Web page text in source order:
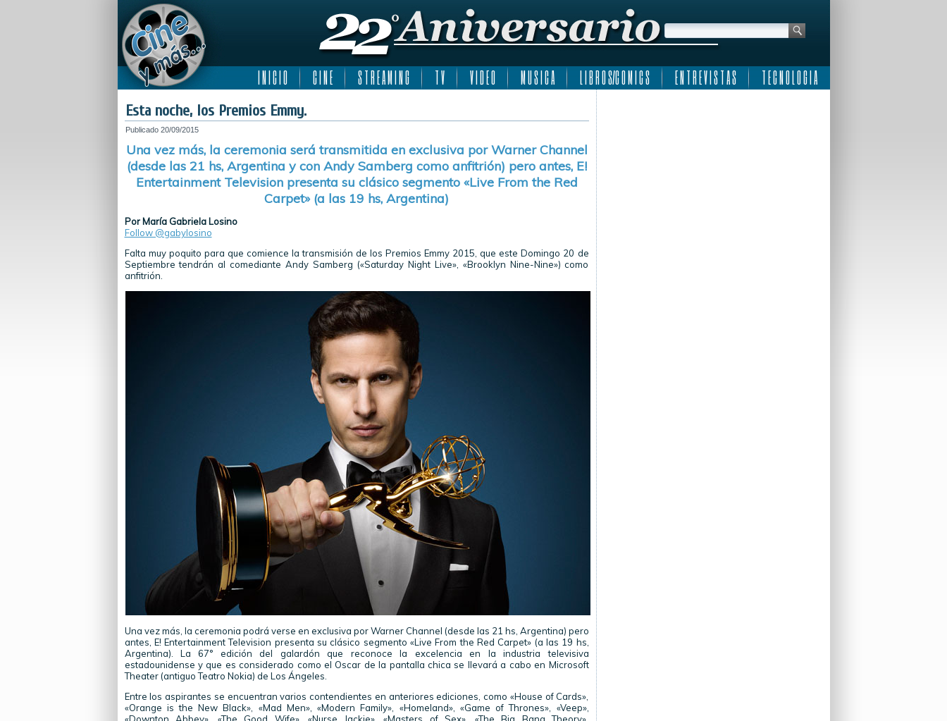
I N I C I O C I N E S T R E A M I N G T V V I D E O M U S I C A L I B R O S/C O M I C S E N T R E V I S T A S T E C N O L O G I A
Esta noche, los Premios Emmy.
Publicado 20/09/2015
Una vez más, la ceremonia será transmitida en exclusiva por Warner Channel
(desde las 21 hs, Argentina y con Andy Samberg como anfitrión) pero antes, E!
Entertainment Television presenta su clásico segmento «Live From the Red
Carpet» (a las 19 hs, Argentina)
Por María Gabriela Losino
Follow @gabylosino
Falta muy poquito para que comience la transmisión de los Premios Emmy 2015, que este Domingo 20 de
Septiembre tendrán al comediante Andy Samberg («Saturday Night Live», «Brooklyn Nine-Nine») como
anfitrión.
Una vez más, la ceremonia podrá verse en exclusiva por Warner Channel (desde las 21 hs, Argentina) pero
antes, E! Entertainment Television presenta su clásico segmento «Live From the Red Carpet» (a las 19 hs,
Argentina). La 67° edición del galardón que reconoce la excelencia en la industria televisiva
estadounidense y que es considerado como el Oscar de la pantalla chica se llevará a cabo en Microsoft
Theater (antiguo Teatro Nokia) de Los Ángeles.
Entre los aspirantes se encuentran varios contendientes en anteriores ediciones, como «House of Cards»,
«Orange is the New Black», «Mad Men», «Modern Family», «Homeland», «Game of Thrones», «Veep»,